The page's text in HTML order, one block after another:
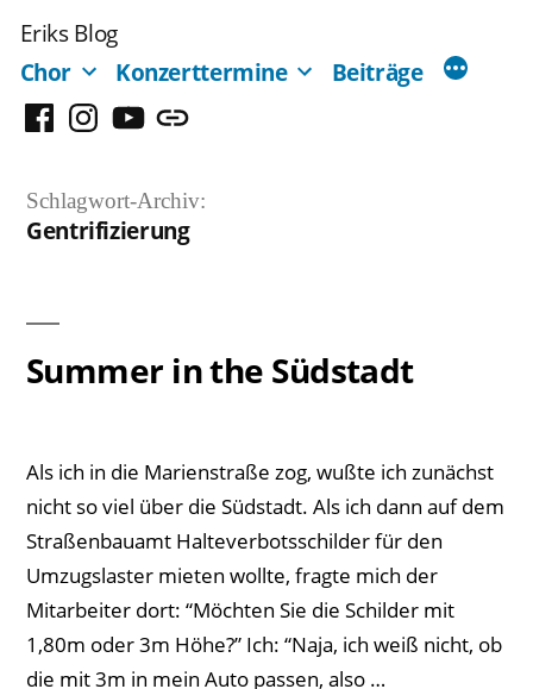
Inhalt
springen
Eriks Blog
Chor
Konzerttermine Beiträge
FacebookInstagram
YouTubeMastodon
Schlagwort-Archiv:
Gentrifizierung
Summer in the Südstadt
Als ich in die Marienstraße zog, wußte ich zunächst
nicht so viel über die Südstadt. Als ich dann auf dem
Straßenbauamt Halteverbotsschilder für den
Umzugslaster mieten wollte, fragte mich der
Mitarbeiter dort: “Möchten Sie die Schilder mit
1,80m oder 3m Höhe?” Ich: “Naja, ich weiß nicht, ob
die mit 3m in mein Auto passen, also …